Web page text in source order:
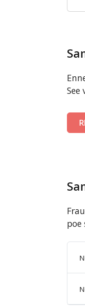
poe